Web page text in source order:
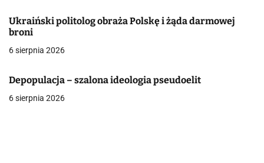
a
w
i
Ukraiński politolog obraża Polskę i żąda darmowej
broni
6 sierpnia 2026
Depopulacja – szalona ideologia pseudoelit
6 sierpnia 2026